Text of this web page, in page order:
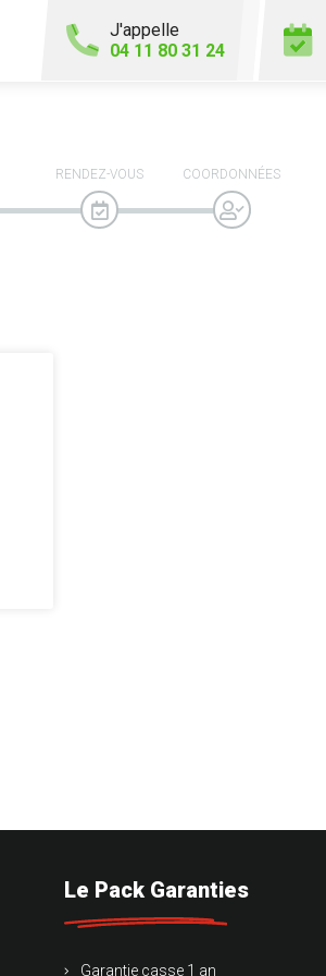
J'appelle
04 11 80 31 24
RENDEZ-VOUS COORDONNÉES
Le Pack Garanties
Garantie casse 1 an